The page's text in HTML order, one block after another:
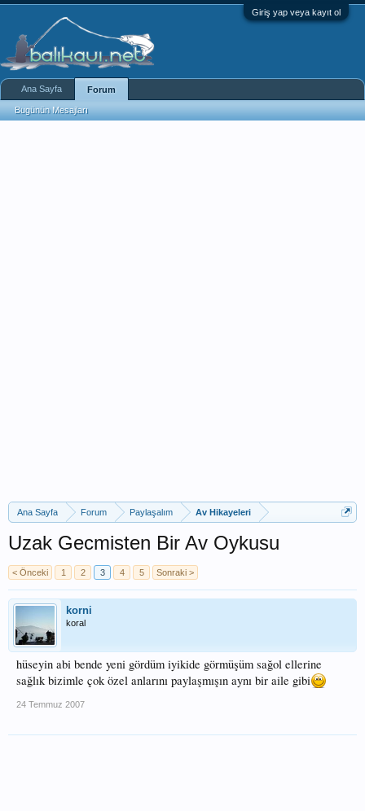
Giriş yap veya kayıt ol
Ana Sayfa Forum Paylaşalım Av Hikayeleri
Uzak Gecmisten Bir Av Oykusu
< Önceki 1 2 3 4 5 Sonraki >
korni
koral
hüseyin abi bende yeni gördüm iyikide görmüşüm sağol ellerine
sağlık bizimle çok özel anlarını paylaşmışın aynı bir aile gibi
24 Temmuz 2007
Ana Sayfa Forum
Bugünün Mesajları